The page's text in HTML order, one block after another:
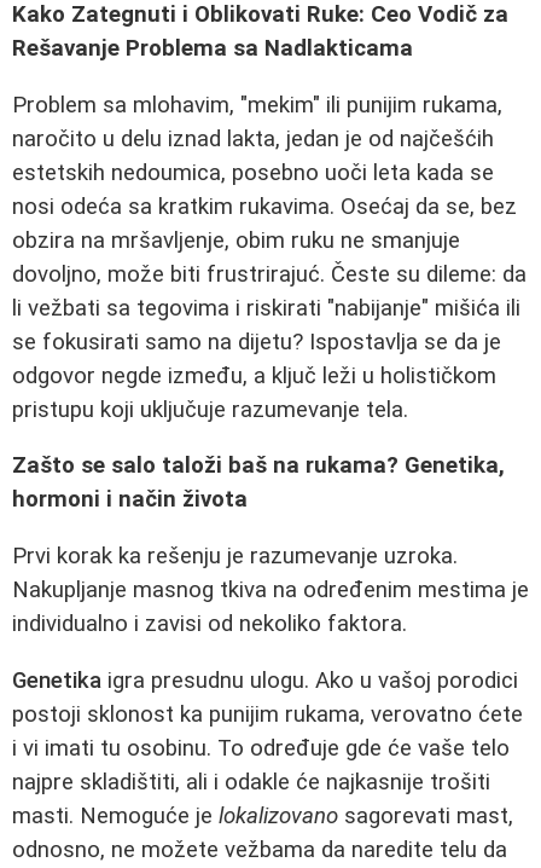
Kako Zategnuti i Oblikovati Ruke: Ceo Vodič za
Rešavanje Problema sa Nadlakticama
Problem sa mlohavim, "mekim" ili punijim rukama,
naročito u delu iznad lakta, jedan je od najčešćih
estetskih nedoumica, posebno uoči leta kada se
nosi odeća sa kratkim rukavima. Osećaj da se, bez
obzira na mršavljenje, obim ruku ne smanjuje
dovoljno, može biti frustrirajuć. Česte su dileme: da
li vežbati sa tegovima i riskirati "nabijanje" mišića ili
se fokusirati samo na dijetu? Ispostavlja se da je
odgovor negde između, a ključ leži u holističkom
pristupu koji uključuje razumevanje tela.
Zašto se salo taloži baš na rukama? Genetika,
hormoni i način života
Prvi korak ka rešenju je razumevanje uzroka.
Nakupljanje masnog tkiva na određenim mestima je
individualno i zavisi od nekoliko faktora.
Genetika igra presudnu ulogu. Ako u vašoj porodici
postoji sklonost ka punijim rukama, verovatno ćete
i vi imati tu osobinu. To određuje gde će vaše telo
najpre skladištiti, ali i odakle će najkasnije trošiti
masti. Nemoguće je lokalizovano sagorevati mast,
odnosno, ne možete vežbama da naredite telu da